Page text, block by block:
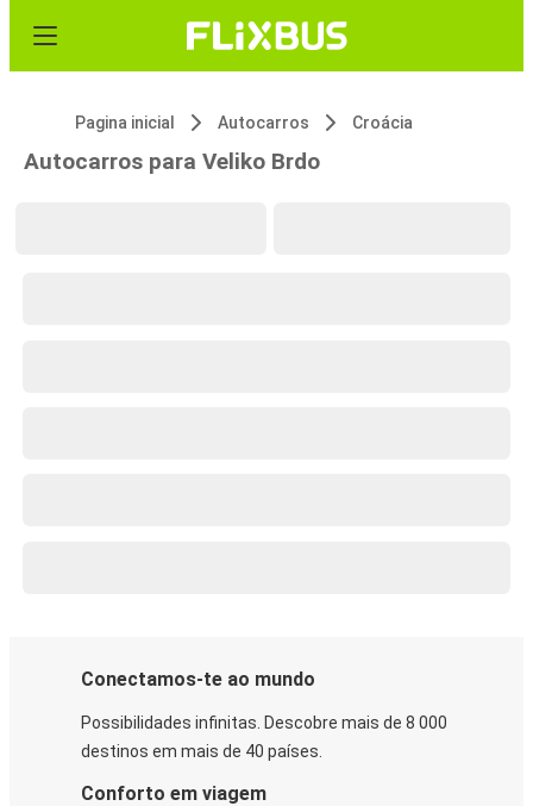
Pagina inicial Autocarros Croácia
Autocarros para Veliko Brdo
Conectamos-te ao mundo
Possibilidades infinitas. Descobre mais de 8 000
destinos em mais de 40 países.
Conforto em viagem